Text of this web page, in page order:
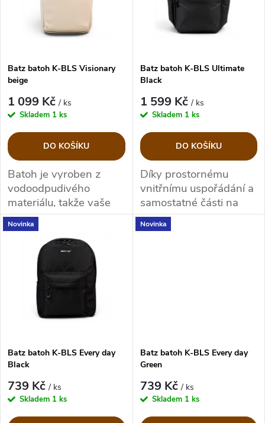
p
r
o
d
u
k
s
p
r
o
d
u
k
Batz batoh K-BLS Visionary
beige
1 099 Kč/ ks
Skladem 1 ks
DO KOŠÍKU
Batoh je vyroben z
vodoodpudivého
materiálu, takže vaše
uložené věci zůstanou
ve větším bezpečí i při
slabším dešti a
proměnlivém počasí.
Batz batoh K-BLS Ultimate
Black
1 599 Kč/ ks
Skladem 1 ks
DO KOŠÍKU
Díky prostornému
vnitřnímu uspořádánía
samostatné části na
notebook(do velikosti
16") může být ideálním
Novinka
Batz batoh K-BLS Every day
Black
739 Kč/ ks
Skladem 1 ks
Novinka
Batz batoh K-BLS Every day
Green
739 Kč/ ks
Skladem 1 ks